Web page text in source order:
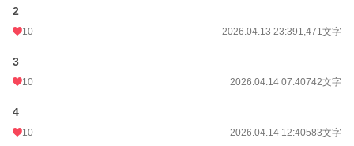
2
10 2026.04.13 23:391,471文字
3
10 2026.04.14 07:40742文字
4
10 2026.04.14 12:40583文字